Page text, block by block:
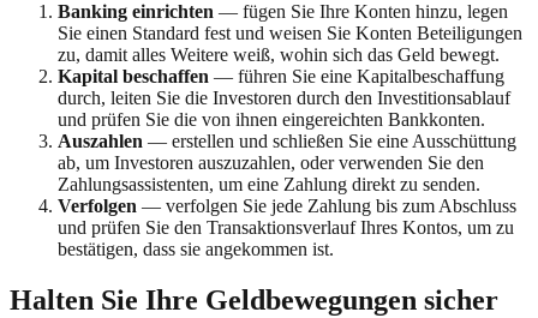
Banking einrichten — fügen Sie Ihre Konten hinzu, legen
Sie einen Standard fest und weisen Sie Konten Beteiligungen
zu, damit alles Weitere weiß, wohin sich das Geld bewegt.
Kapital beschaffen — führen Sie eine Kapitalbeschaffung
durch, leiten Sie die Investoren durch den Investitionsablauf
und prüfen Sie die von ihnen eingereichten Bankkonten.
Auszahlen — erstellen und schließen Sie eine Ausschüttung
ab, um Investoren auszuzahlen, oder verwenden Sie den
Zahlungsassistenten, um eine Zahlung direkt zu senden.
Verfolgen — verfolgen Sie jede Zahlung bis zum Abschluss
und prüfen Sie den Transaktionsverlauf Ihres Kontos, um zu
bestätigen, dass sie angekommen ist.
Halten Sie Ihre Geldbewegungen sicher